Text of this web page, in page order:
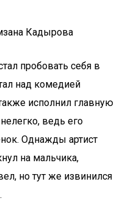
Кадырова
пробовать себя в
над комедией
исполнил главную
ведь его
Однажды артист
на мальчика,
но тут же извинился